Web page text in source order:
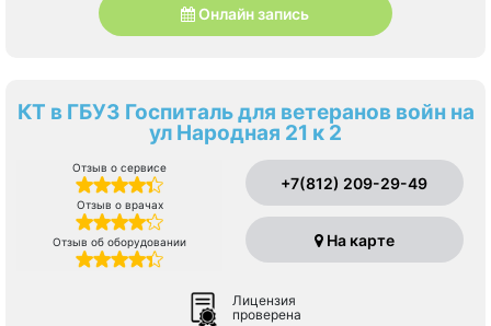
Онлайн запись
КТ в ГБУЗ Госпиталь для ветеранов войн на
ул Народная 21 к 2
Отзыв о сервисе
Отзыв о врачах
Отзыв об оборудовании
+7(812) 209-29-49
На карте
Лицензия
проверена